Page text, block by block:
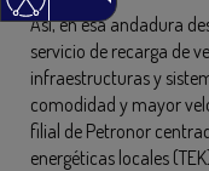
Así, en esa andadura
servicio de recarga de
infraestructuras y
comodidad y mayor
filial de Petronor
energéticas locales